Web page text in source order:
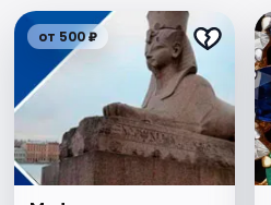
от 500 ₽